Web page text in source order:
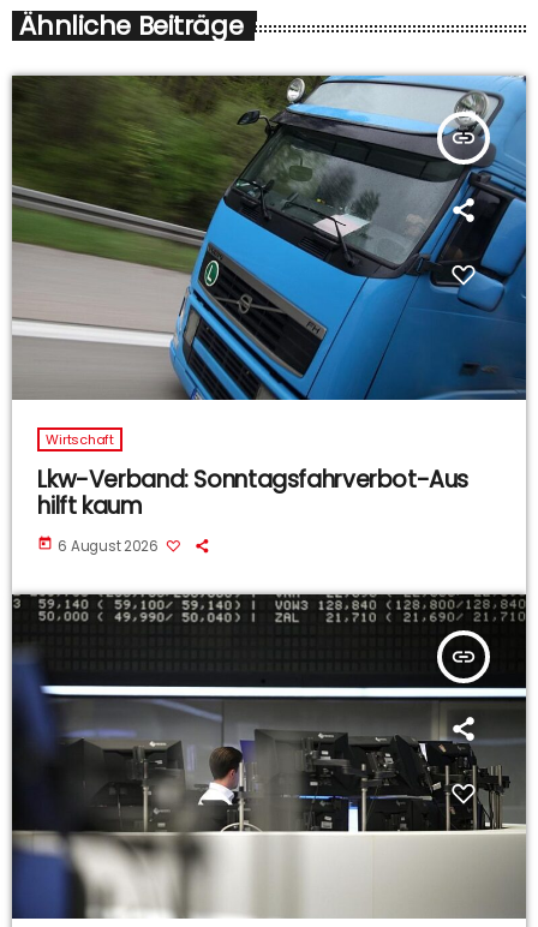
Ähnliche Beiträge
insert_link
Wirtschaft
Lkw-Verband: Sonntagsfahrverbot-Aus
hilft kaum
today 6 August 2026
insert_link